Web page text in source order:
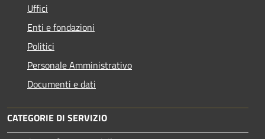
Uffici
Enti e fondazioni
Politici
Personale Amministrativo
Documenti e dati
CATEGORIE DI SERVIZIO